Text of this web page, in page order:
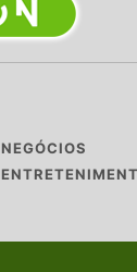
NEGÓCIOS